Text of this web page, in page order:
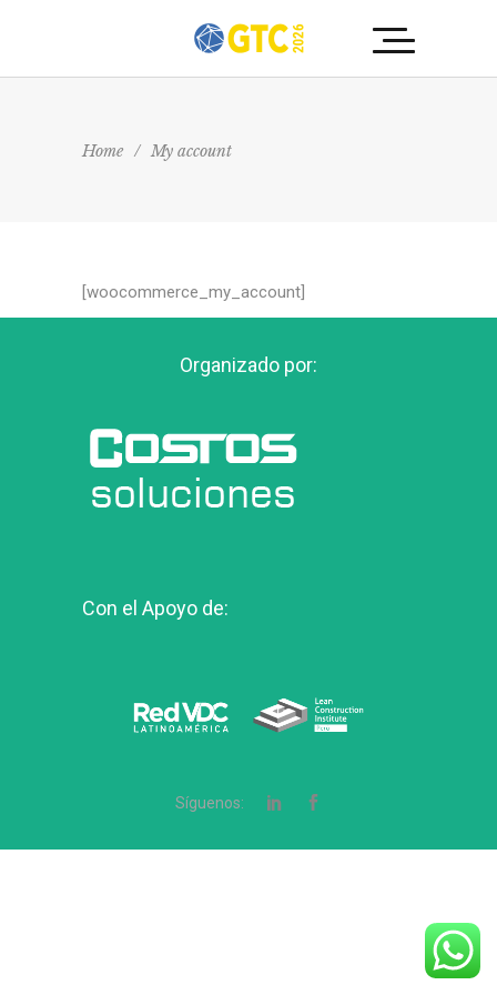
Home / My account
[woocommerce_my_account]
Organizado por:
Con el Apoyo de:
Síguenos: